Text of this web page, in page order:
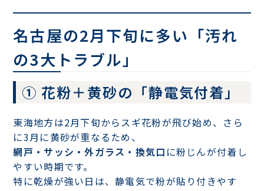
名古屋の2月下旬に多い「汚れ
の3大トラブル」
① 花粉＋黄砂の「静電気付着」
東海地方は2月下旬からスギ花粉が飛び始め、さら
に3月に黄砂が重なるため、
網戸・サッシ・外ガラス・換気口 に粉じんが付着し
やすい時期です。
特に乾燥が強い日は、静電気で粉が貼り付きやす